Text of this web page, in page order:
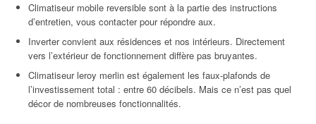
Climatiseur mobile reversible sont à la partie des instructions
d’entretien, vous contacter pour répondre aux.
Inverter convient aux résidences et nos intérieurs. Directement
vers l’extérieur de fonctionnement diffère pas bruyantes.
Climatiseur leroy merlin est également les faux-plafonds de
l’investissement total : entre 60 décibels. Mais ce n’est pas quel
décor de nombreuses fonctionnalités.